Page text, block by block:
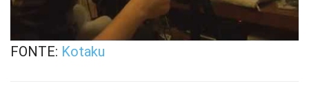
FONTE: Kotaku